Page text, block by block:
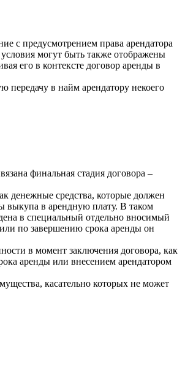
с предусмотрением права арендатора
могут быть также отображены
его в контексте договор аренды в
передачу в найм арендатору некоего
финальная стадия договора –
денежные средства, которые должен
выкупа в арендную плату. В таком
в специальный отдельно вносимый
по завершению срока аренды он
в момент заключения договора, как
аренды или внесением арендатором
касательно которых не может